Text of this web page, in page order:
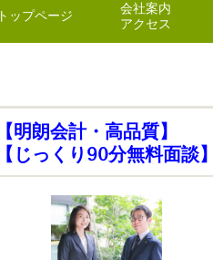
トップページ
会社案内
アクセス
【明朗会計・高品質】
【じっくり90分無料面談】